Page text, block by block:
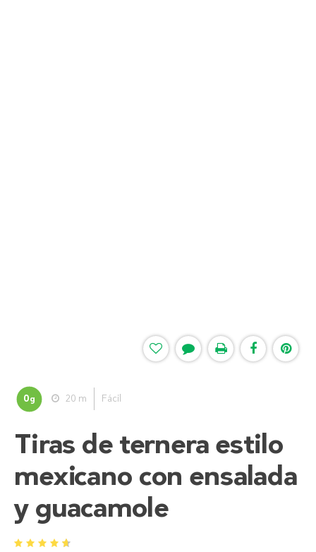
0g 20 m Fácil
Tiras de ternera estilo
mexicano con ensalada
y guacamole
1 2 3 4 5